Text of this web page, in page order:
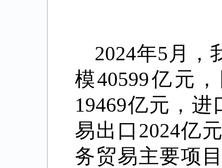
2024年5月，
模40599亿元
19469亿元，
易出口2024亿
务贸易主要项